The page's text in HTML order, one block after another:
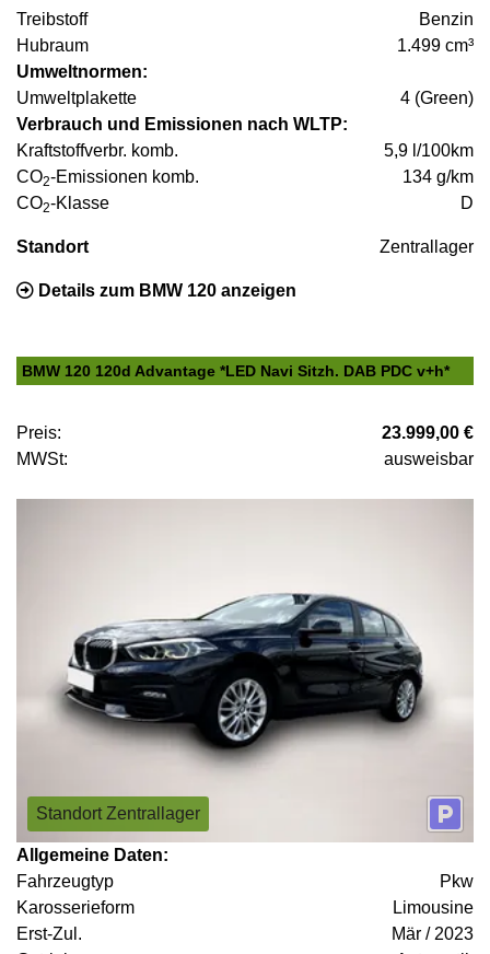
Treibstoff
Benzin
Hubraum
1.499 cm³
Umweltnormen:
Umweltplakette
4 (Green)
Verbrauch und Emissionen nach WLTP:
Kraftstoffverbr. komb.
5,9 l/100km
CO2-Emissionen komb.
134 g/km
CO2-Klasse D
Standort Zentrallager
Details zum BMW 120 anzeigen
BMW 120 120d Advantage *LED Navi Sitzh. DAB PDC v+h*
Preis:
23.999,00 €
MWSt:
ausweisbar
Standort Zentrallager
Allgemeine Daten:
Fahrzeugtyp
Pkw
Karosserieform
Limousine
Erst-Zul.
Mär / 2023